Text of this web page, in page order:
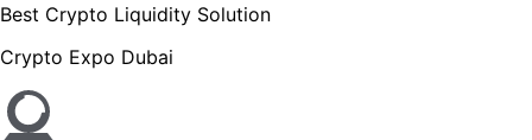
Best Crypto Liquidity Solution
Crypto Expo Dubai